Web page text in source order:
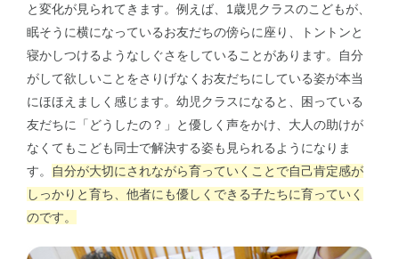
と変化が見られてきます。例えば、1歳児クラスのこどもが、
眠そうに横になっているお友だちの傍らに座り、トントンと
寝かしつけるようなしぐさをしていることがあります。自分
がして欲しいことをさりげなくお友だちにしている姿が本当
にほほえましく感じます。幼児クラスになると、困っている
友だちに「どうしたの？」と優しく声をかけ、大人の助けが
なくてもこども同士で解決する姿も見られるようになりま
す。
自分が大切にされながら育っていくことで自己肯定感が
しっかりと育ち、他者にも優しくできる子たちに育っていく
のです。